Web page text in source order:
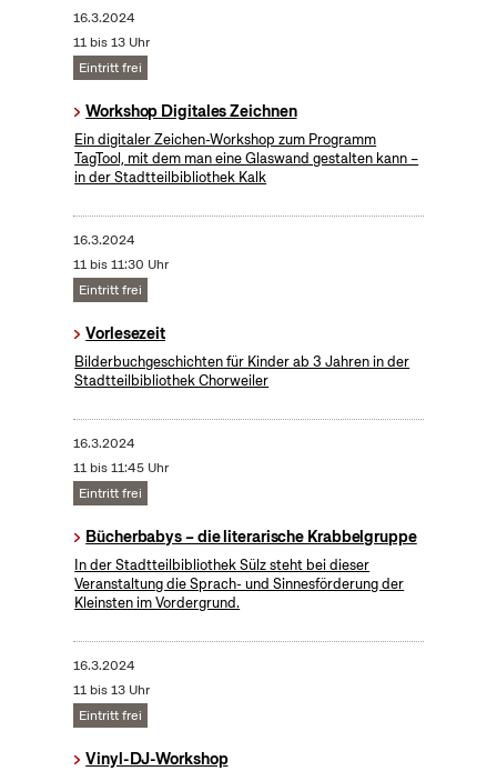
16.3.2024
11 bis 13 Uhr
Eintritt frei
Workshop Digitales Zeichnen
Ein digitaler Zeichen-Workshop zum Programm
TagTool, mit dem man eine Glaswand gestalten kann –
in der Stadtteilbibliothek Kalk
16.3.2024
11 bis 11:30 Uhr
Eintritt frei
Vorlesezeit
Bilderbuchgeschichten für Kinder ab 3 Jahren in der
Stadtteilbibliothek Chorweiler
16.3.2024
11 bis 11:45 Uhr
Eintritt frei
Bücherbabys – die literarische Krabbelgruppe
In der Stadtteilbibliothek Sülz steht bei dieser
Veranstaltung die Sprach- und Sinnesförderung der
Kleinsten im Vordergrund.
16.3.2024
11 bis 13 Uhr
Eintritt frei
Vinyl-DJ-Workshop